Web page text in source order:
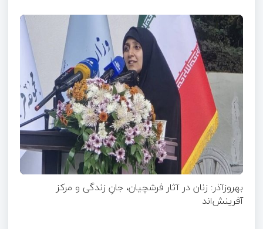
بهروزآذر: زنان در آثار فرشچیان، جانِ زندگی و مرکز
آفرینش‌اند